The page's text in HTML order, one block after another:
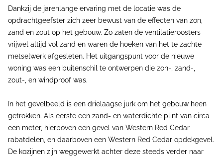
Dankzij de jarenlange ervaring met de locatie was de
opdrachtgeefster zich zeer bewust van de effecten van zon,
zand en zout op het gebouw. Zo zaten de ventilatieroosters
vrijwel altijd vol zand en waren de hoeken van het te zachte
metselwerk afgesleten. Het uitgangspunt voor de nieuwe
woning was een buitenschil te ontwerpen die zon-, zand-,
zout-, en windproof was.
In het gevelbeeld is een drielaagse jurk om het gebouw heen
getrokken. Als eerste een zand- en waterdichte plint van circa
een meter, hierboven een gevel van Western Red Cedar
rabatdelen, en daarboven een Western Red Cedar opdekgevel.
De kozijnen zijn weggewerkt achter deze steeds verder naar